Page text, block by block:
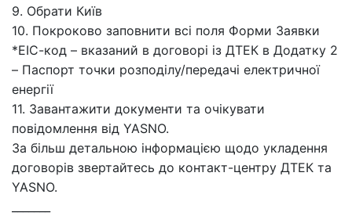
9. Обрати Київ
10. Покроково заповнити всі поля Форми Заявки
*ЕІС-код – вказаний в договорі із ДТЕК в Додатку 2
– Паспорт точки розподілу/передачі електричної
енергії
11. Завантажити документи та очікувати
повідомлення від YASNO.
За більш детальною інформацією щодо укладення
договорів звертайтесь до контакт-центру ДТЕК та
YASNO.